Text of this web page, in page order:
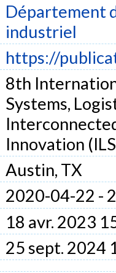
Département
industriel
https://
8th
Systems,
Innovation
Austin, TX
2020-04-22 -
18 avr. 2023
25 sept. 2024